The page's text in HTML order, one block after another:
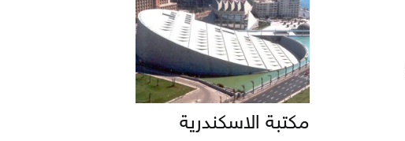
مكتبة الاسكندرية